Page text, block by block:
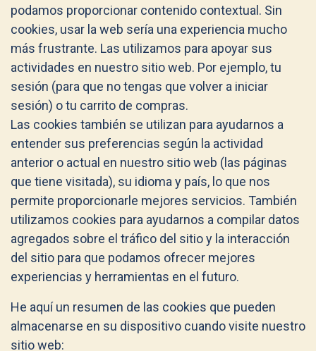
podamos proporcionar contenido contextual. Sin
cookies, usar la web sería una experiencia mucho
más frustrante. Las utilizamos para apoyar sus
actividades en nuestro sitio web. Por ejemplo, tu
sesión (para que no tengas que volver a iniciar
sesión) o tu carrito de compras.
Las cookies también se utilizan para ayudarnos a
entender sus preferencias según la actividad
anterior o actual en nuestro sitio web (las páginas
que tiene visitada), su idioma y país, lo que nos
permite proporcionarle mejores servicios. También
utilizamos cookies para ayudarnos a compilar datos
agregados sobre el tráfico del sitio y la interacción
del sitio para que podamos ofrecer mejores
experiencias y herramientas en el futuro.
He aquí un resumen de las cookies que pueden
almacenarse en su dispositivo cuando visite nuestro
sitio web: